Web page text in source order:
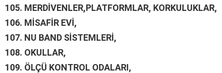
105. MERDİVENLER,PLATFORMLAR, KORKULUKLAR,
106. MİSAFİR EVİ,
107. NU BAND SİSTEMLERİ,
108. OKULLAR,
109. ÖLÇÜ KONTROL ODALARI,